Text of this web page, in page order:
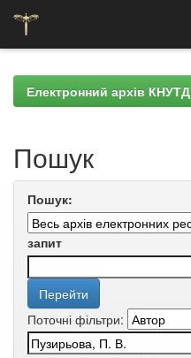
navigationЕлектронний архів КНУТД
Пошук
Пошук:
запит
Поточні фільтри: